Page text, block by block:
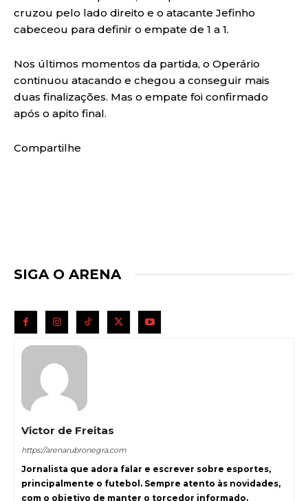
cruzou pelo lado direito e o atacante Jefinho
cabeceou para definir o empate de 1 a 1.
Nos últimos momentos da partida, o Operário
continuou atacando e chegou a conseguir mais
duas finalizações. Mas o empate foi confirmado
após o apito final.
Compartilhe
SIGA O ARENA
Victor de Freitas
https://arenarubronegra.com
Jornalista que adora falar e escrever sobre esportes,
principalmente o futebol. Sempre atento às novidades,
com o objetivo de manter o torcedor informado.